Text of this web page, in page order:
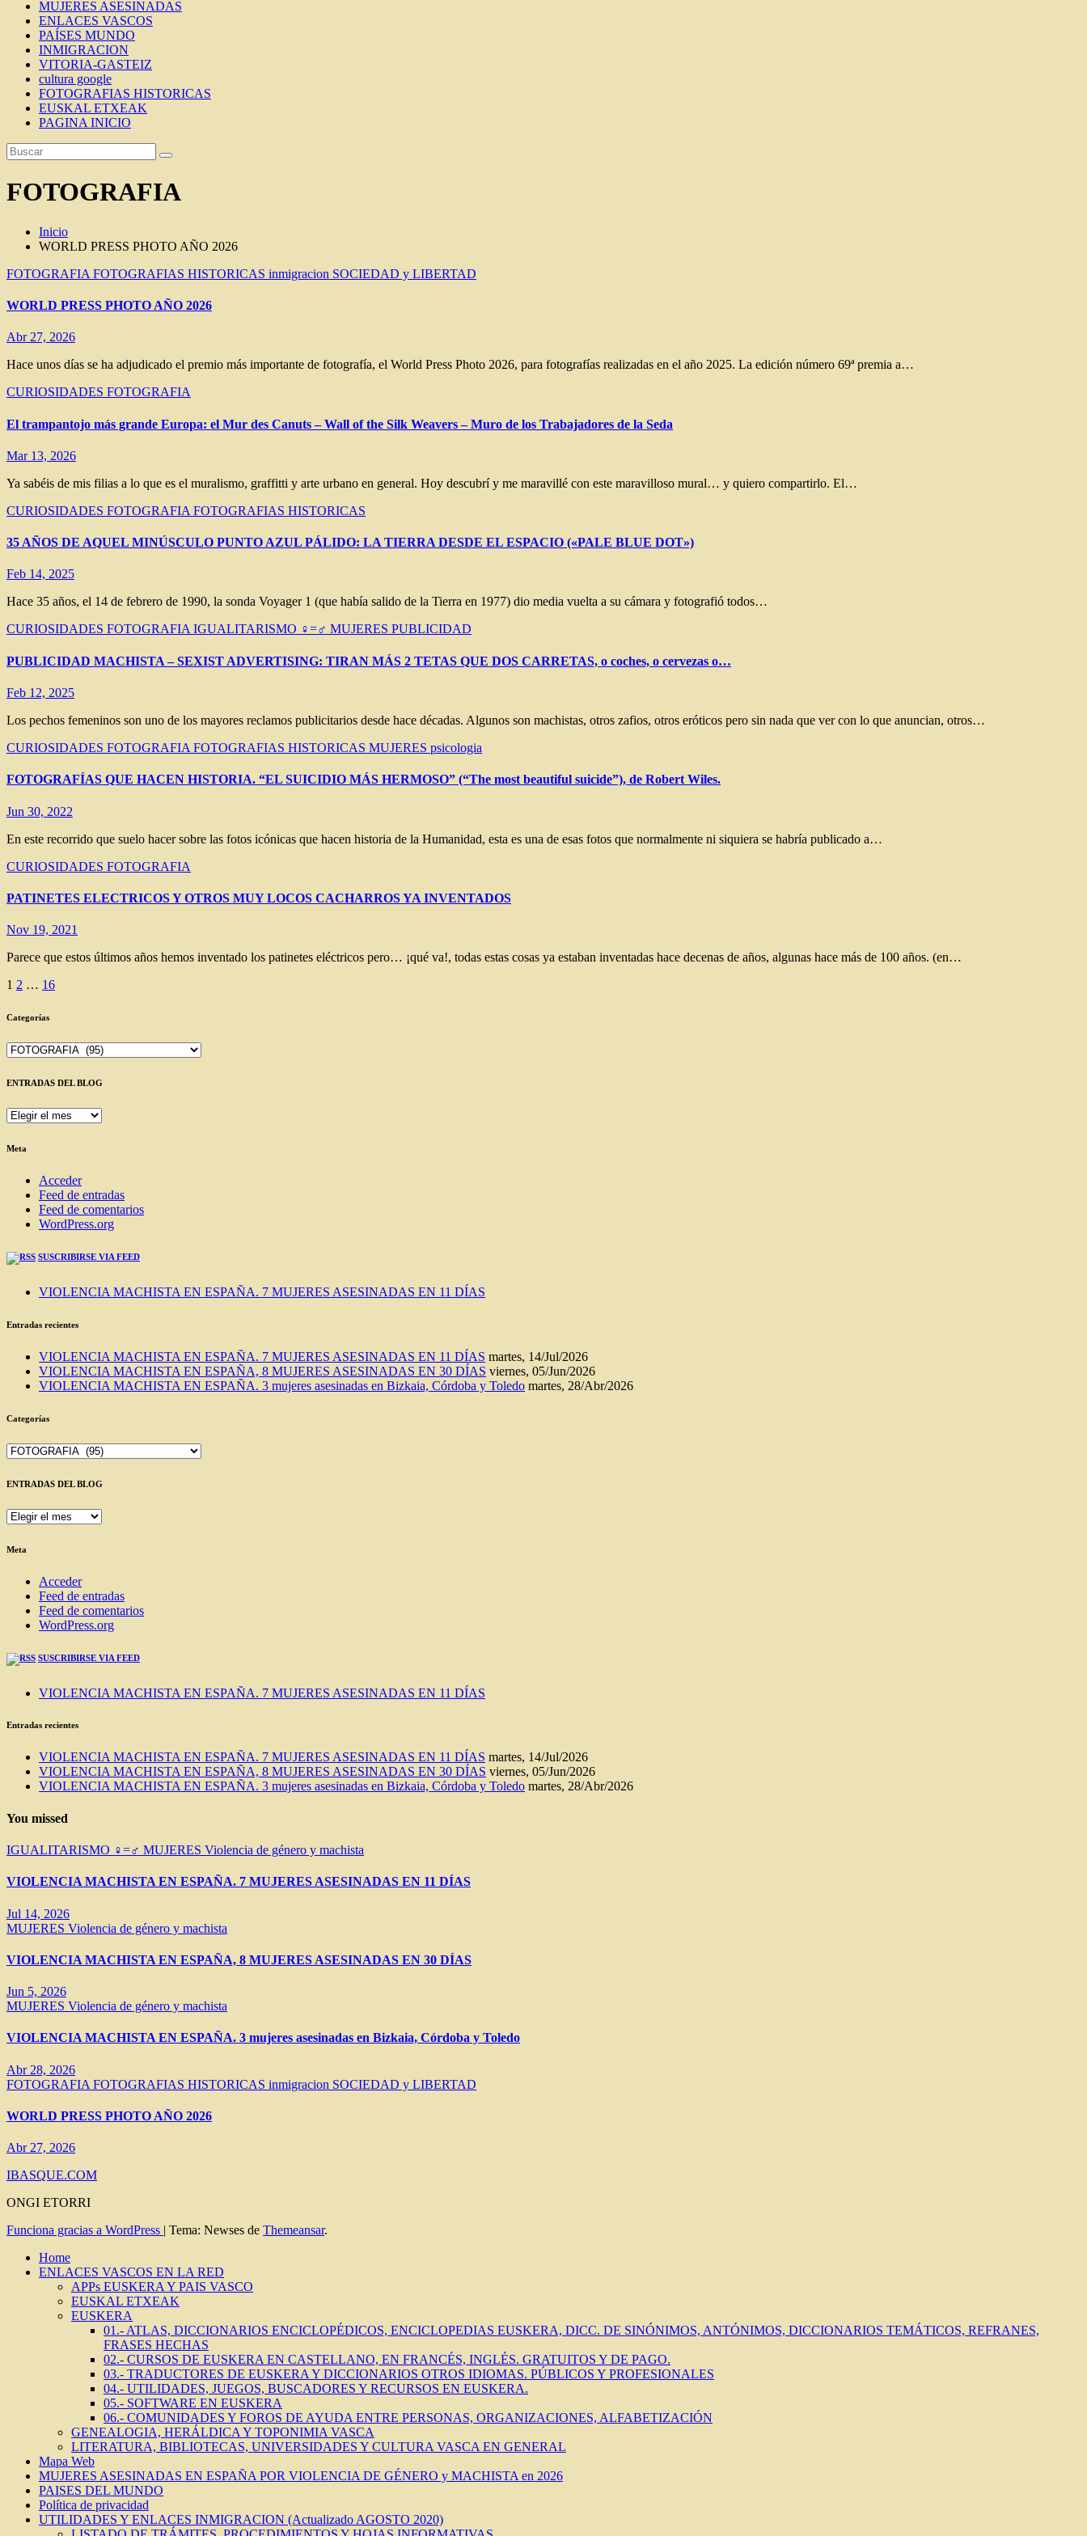
MUJERES ASESINADAS
ENLACES VASCOS
PAÍSES MUNDO
INMIGRACION
VITORIA-GASTEIZ
cultura google
FOTOGRAFIAS HISTORICAS
EUSKAL ETXEAK
PAGINA INICIO
FOTOGRAFIA
Inicio
WORLD PRESS PHOTO AÑO 2026
FOTOGRAFIA FOTOGRAFIAS HISTORICAS inmigracion SOCIEDAD y LIBERTAD
WORLD PRESS PHOTO AÑO 2026
Abr 27, 2026
Hace unos días se ha adjudicado el premio más importante de fotografía, el World Press Photo 2026, para fotografías realizadas en el año 2025. La edición número 69ª premia a…
CURIOSIDADES FOTOGRAFIA
El trampantojo más grande Europa: el Mur des Canuts – Wall of the Silk Weavers – Muro de los Trabajadores de la Seda
Mar 13, 2026
Ya sabéis de mis filias a lo que es el muralismo, graffitti y arte urbano en general. Hoy descubrí y me maravillé con este maravilloso mural… y quiero compartirlo. El…
CURIOSIDADES FOTOGRAFIA FOTOGRAFIAS HISTORICAS
35 AÑOS DE AQUEL MINÚSCULO PUNTO AZUL PÁLIDO: LA TIERRA DESDE EL ESPACIO («PALE BLUE DOT»)
Feb 14, 2025
Hace 35 años, el 14 de febrero de 1990, la sonda Voyager 1 (que había salido de la Tierra en 1977) dio media vuelta a su cámara y fotografió todos…
CURIOSIDADES FOTOGRAFIAIGUALITARISMO ♀=♂ MUJERES PUBLICIDAD
PUBLICIDAD MACHISTA – SEXIST ADVERTISING: TIRAN MÁS 2 TETAS QUE DOS CARRETAS, o coches, o cervezas o…
Feb 12, 2025
Los pechos femeninos son uno de los mayores reclamos publicitarios desde hace décadas. Algunos son machistas, otros zafios, otros eróticos pero sin nada que ver con lo que anuncian, otros…
CURIOSIDADES FOTOGRAFIA FOTOGRAFIAS HISTORICAS MUJERES psicologia
FOTOGRAFÍAS QUE HACEN HISTORIA. “EL SUICIDIO MÁS HERMOSO” (“The most beautiful suicide”), de Robert Wiles.
Jun 30, 2022
En este recorrido que suelo hacer sobre las fotos icónicas que hacen historia de la Humanidad, esta es una de esas fotos que normalmente ni siquiera se habría publicado a…
CURIOSIDADES FOTOGRAFIA
PATINETES ELECTRICOS Y OTROS MUY LOCOS CACHARROS YA INVENTADOS
Nov 19, 2021
Parece que estos últimos años hemos inventado los patinetes eléctricos pero… ¡qué va!, todas estas cosas ya estaban inventadas hace decenas de años, algunas hace más de 100 años. (en…
Paginación
de
1 2 … 16
Categorías
Categorías
ENTRADAS DEL BLOG
ENTRADAS
BLOG
Meta
Acceder
Feed de entradas
Feed de comentarios
WordPress.org
SUSCRIBIRSE VIA FEED
VIOLENCIA MACHISTA EN ESPAÑA. 7 MUJERES ASESINADAS EN 11 DÍAS
Entradas recientes
VIOLENCIA MACHISTA EN ESPAÑA. 7 MUJERES ASESINADAS EN 11 DÍAS martes, 14/Jul/2026
VIOLENCIA MACHISTA EN ESPAÑA, 8 MUJERES ASESINADAS EN 30 DÍAS viernes, 05/Jun/2026
VIOLENCIA MACHISTA EN ESPAÑA. 3 mujeres asesinadas en Bizkaia, Córdoba y Toledo martes, 28/Abr/2026
Categorías
Categorías
ENTRADAS DEL BLOG
ENTRADAS
BLOG
Meta
Acceder
Feed de entradas
Feed de comentarios
WordPress.org
SUSCRIBIRSE VIA FEED
VIOLENCIA MACHISTA EN ESPAÑA. 7 MUJERES ASESINADAS EN 11 DÍAS
Entradas recientes
VIOLENCIA MACHISTA EN ESPAÑA. 7 MUJERES ASESINADAS EN 11 DÍAS martes, 14/Jul/2026
VIOLENCIA MACHISTA EN ESPAÑA, 8 MUJERES ASESINADAS EN 30 DÍAS viernes, 05/Jun/2026
VIOLENCIA MACHISTA EN ESPAÑA. 3 mujeres asesinadas en Bizkaia, Córdoba y Toledo martes, 28/Abr/2026
You missed
IGUALITARISMO ♀=♂ MUJERES Violencia de género y machista
VIOLENCIA MACHISTA EN ESPAÑA. 7 MUJERES ASESINADAS EN 11 DÍAS
Jul 14, 2026
MUJERES Violencia de género y machista
VIOLENCIA MACHISTA EN ESPAÑA, 8 MUJERES ASESINADAS EN 30 DÍAS
Jun 5, 2026
MUJERES Violencia de género y machista
VIOLENCIA MACHISTA EN ESPAÑA. 3 mujeres asesinadas en Bizkaia, Córdoba y Toledo
Abr 28, 2026
FOTOGRAFIA FOTOGRAFIAS HISTORICAS inmigracion SOCIEDAD y LIBERTAD
WORLD PRESS PHOTO AÑO 2026
Abr 27, 2026
IBASQUE.COM
ONGI ETORRI
Funciona gracias a WordPress | Tema: Newses de Themeansar.
Home
ENLACES VASCOS EN LA RED
APPs EUSKERA Y PAIS VASCO
EUSKAL ETXEAK
EUSKERA
01.- ATLAS, DICCIONARIOS ENCICLOPÉDICOS, ENCICLOPEDIAS EUSKERA, DICC. DE SINÓNIMOS, ANTÓNIMOS, DICCIONARIOS TEMÁTICOS, REFRANES,
FRASES HECHAS
02.- CURSOS DE EUSKERA EN CASTELLANO, EN FRANCÉS, INGLÉS. GRATUITOS Y DE PAGO.
03.- TRADUCTORES DE EUSKERA Y DICCIONARIOS OTROS IDIOMAS. PÚBLICOS Y PROFESIONALES
04.- UTILIDADES, JUEGOS, BUSCADORES Y RECURSOS EN EUSKERA.
05.- SOFTWARE EN EUSKERA
06.- COMUNIDADES Y FOROS DE AYUDA ENTRE PERSONAS, ORGANIZACIONES, ALFABETIZACIÓN
GENEALOGIA, HERÁLDICA Y TOPONIMIA VASCA
LITERATURA, BIBLIOTECAS, UNIVERSIDADES Y CULTURA VASCA EN GENERAL
Mapa Web
MUJERES ASESINADAS EN ESPAÑA POR VIOLENCIA DE GÉNERO y MACHISTA en 2026
PAISES DEL MUNDO
Política de privacidad
UTILIDADES Y ENLACES INMIGRACION (Actualizado AGOSTO 2020)